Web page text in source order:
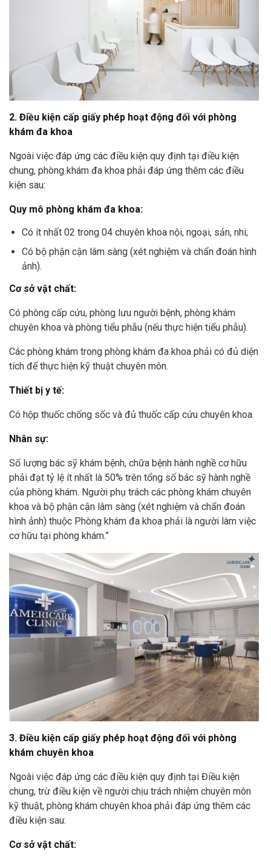
2. Điều kiện cấp giấy phép hoạt động đối với phòng
khám đa khoa
Ngoài việc đáp ứng các điều kiện quy định tại điều kiện
chung, phòng khám đa khoa phải đáp ứng thêm các điều
kiện sau:
Quy mô phòng khám đa khoa:
Có ít nhất 02 trong 04 chuyên khoa nội, ngoại, sản, nhi;
Có bộ phận cận lâm sàng (xét nghiệm và chẩn đoán hình
ảnh).
Cơ sở vật chất:
Có phòng cấp cứu, phòng lưu người bệnh, phòng khám
chuyên khoa và phòng tiểu phẫu (nếu thực hiện tiểu phẫu).
Các phòng khám trong phòng khám đa khoa phải có đủ diện
tích để thực hiện kỹ thuật chuyên môn.
Thiết bị y tế:
Có hộp thuốc chống sốc và đủ thuốc cấp cứu chuyên khoa.
Nhân sự:
Số lượng bác sỹ khám bệnh, chữa bệnh hành nghề cơ hữu
phải đạt tỷ lệ ít nhất là 50% trên tổng số bác sỹ hành nghề
của phòng khám. Người phụ trách các phòng khám chuyên
khoa và bộ phận cận lâm sàng (xét nghiệm và chẩn đoán
hình ảnh) thuộc Phòng khám đa khoa phải là người làm việc
cơ hữu tại phòng khám.”
3. Điều kiện cấp giấy phép hoạt động đối với phòng
khám chuyên khoa
Ngoài việc đáp ứng các điều kiện quy định tại Điều kiện
chung, trừ điều kiện về người chịu trách nhiệm chuyên môn
kỹ thuật, phòng khám chuyên khoa phải đáp ứng thêm các
điều kiện sau:
Cơ sở vật chất: